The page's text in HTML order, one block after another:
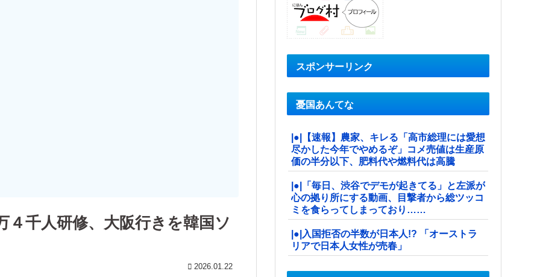
千人研修、大阪行きを韓国ソ
2026.01.22
スポンサーリンク
憂国あんてな
|●|【速報】農家、キレる「高市総理には愛想
尽かした今年でやめるぞ」コメ売値は生産原
価の半分以下、肥料代や燃料代は高騰
|●|「毎日、渋谷でデモが起きてる」と左派が
心の拠り所にする動画、目撃者から総ツッコ
ミを食らってしまっており……
|●|入国拒否の半数が日本人!? 「オーストラ
リアで日本人女性が売春」